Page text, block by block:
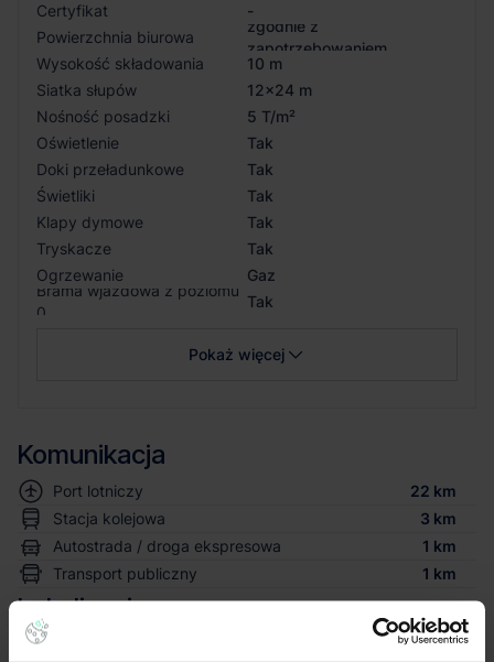
Certyfikat
-
Powierzchnia biurowa
zgodnie z
zapotrzebowaniem
Wysokość składowania
10 m
Siatka słupów
12x24 m
Nośność posadzki
5 T/m²
Oświetlenie
Tak
Doki przeładunkowe
Tak
Świetliki
Tak
Klapy dymowe
Tak
Tryskacze
Tak
Ogrzewanie
Gaz
Brama wjazdowa z poziomu
0
Tak
Pokaż więcej
Komunikacja
Port lotniczy
22 km
Stacja kolejowa
3 km
Autostrada / droga ekspresowa
1 km
Transport publiczny
1 km
Lokalizacja magazynu